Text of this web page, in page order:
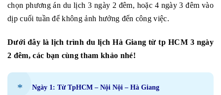
chọn phương án du lịch 3 ngày 2 đêm, hoặc 4 ngày 3 đêm vào
dịp cuối tuần để không ảnh hưởng đến công việc.
Dưới đây là lịch trình du lịch Hà Giang từ tp HCM 3 ngày
2 đêm, các bạn cùng tham khảo nhé!
Ngày 1: Từ TpHCM – Nội Nội – Hà Giang